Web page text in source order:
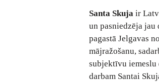
Santa Skuja ir
un pasniedzēja jau
pagastā Jelgavas
mājražošanu,
subjektīvu iemeslu
darbam Santai